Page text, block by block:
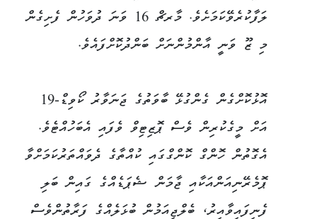
ލަފާކުރެވޭކަމަށެވެ. މާރޗް 16 ވަނަ ދުވަހުން ފެށިގެން
މި ޒޫ ވަނީ އާންމުންނަށް ބަންދުކޮށްފައެވެ.
އޮޅުކޮށްގެން ގެންގުޅޭ ބާވަތުގެ ޖަނަވާރު ކޯވިޑް-19
އަށް މީގެކުރިން ވެސް ޕޮޒިޓިވް ވެފައި އެބަހުއްޓެވެ.
އެގޮތުން ހޮންގް ކޮންގްގައި ކުއްތާގެ ދެވައްތަރުކަމަށްވާ
ޕޮމެރޭނިއަންއަކާއި ޖާމަން ޝެޕަޑެއްގެ ގައިން ބަލި
ފެނިފައިވާއިރު، ބެލްޖިއަމުން ބުޅަލެއްގެ ފަރާތުންވެސް